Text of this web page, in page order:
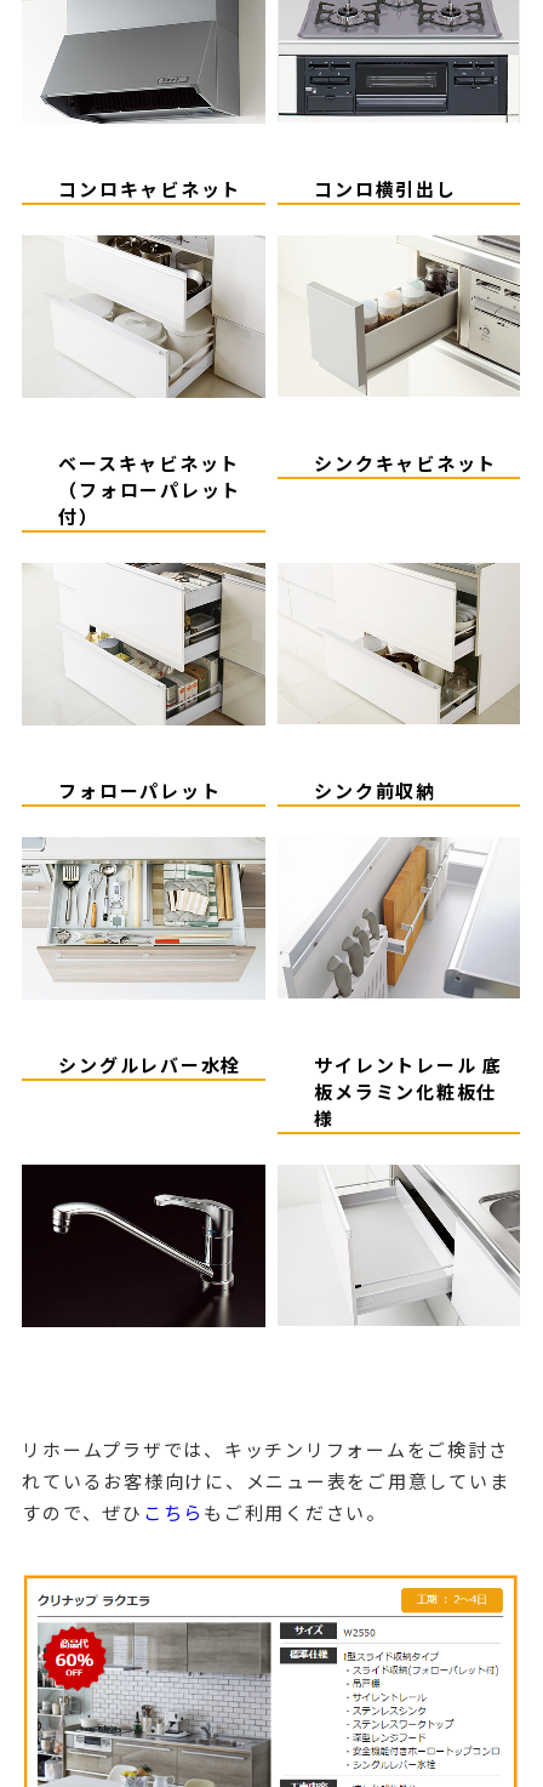
コンロキャビネット コンロ横引出し
ベースキャビネット
（フォローパレット
付）
シンクキャビネット
フォローパレット シンク前収納
シングルレバー水栓
サイレントレール 底
板メラミン化粧板仕
様
リホームプラザでは、キッチンリフォームをご検討さ
れているお客様向けに、メニュー表をご用意していま
すので、ぜひ こちら もご利用ください。